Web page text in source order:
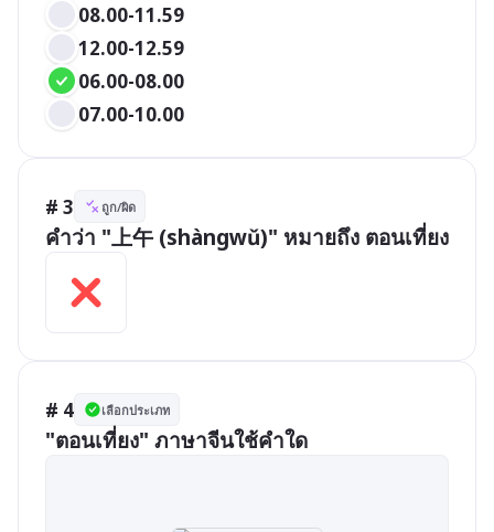
08.00-11.59
12.00-12.59
06.00-08.00
07.00-10.00
# 3 ถูก/ผิด
คำว่า "上午 (shàngwǔ)" หมายถึง ตอนเที่ยง
# 4 เลือกประเภท
"ตอนเที่ยง" ภาษาจีนใช้คำใด